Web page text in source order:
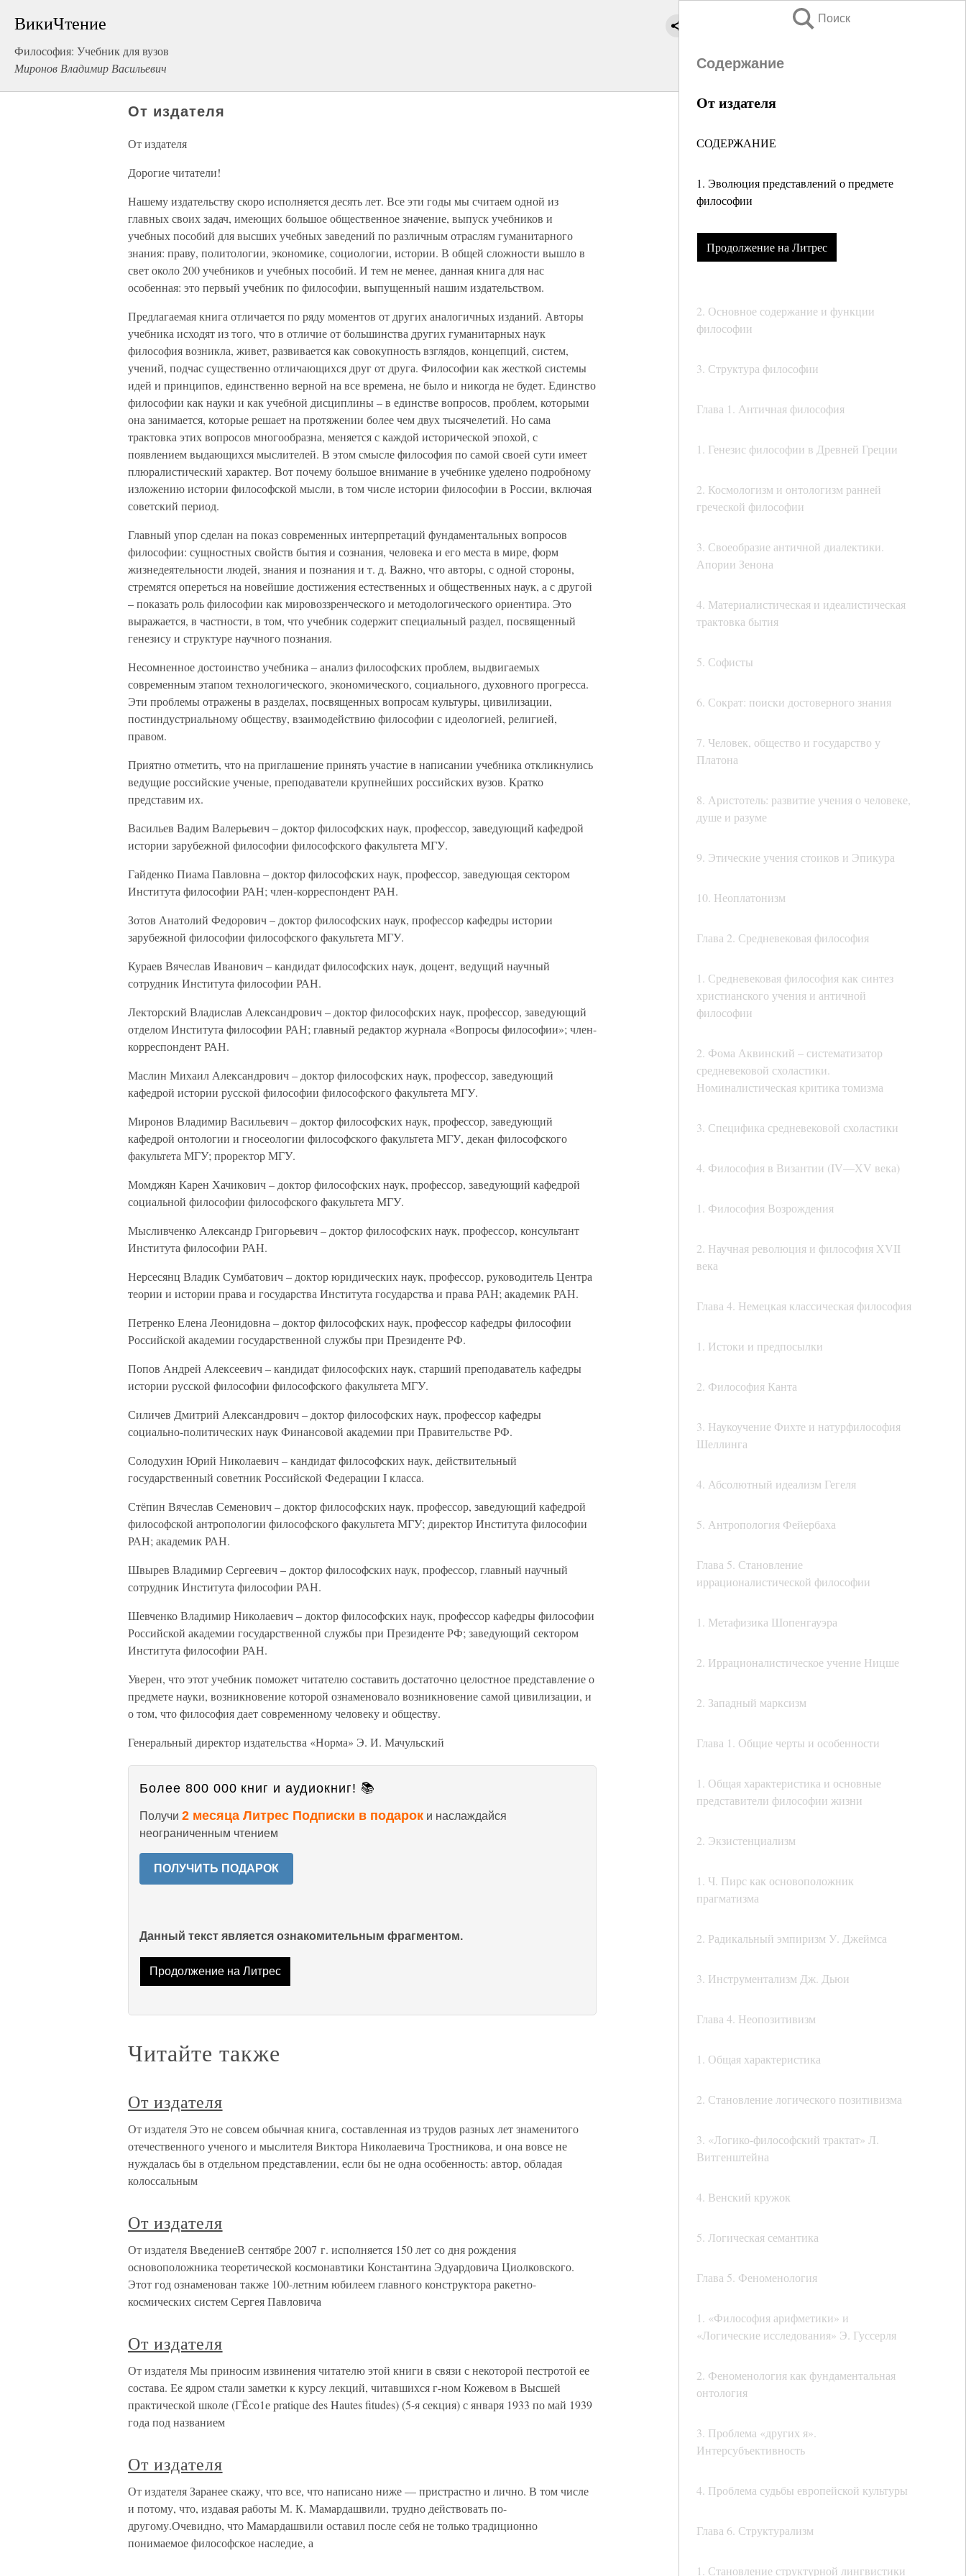
ВикиЧтение
Философия: Учебник для вузов
Миронов Владимир Васильевич
Поиск
Содержание
От издателя
СОДЕРЖАНИЕ
1. Эволюция представлений о предмете
философии
Продолжение на Литрес
2. Основное содержание и функции
философии
3. Структура философии
Глава 1. Античная философия
1. Генезис философии в Древней Греции
2. Космологизм и онтологизм ранней
греческой философии
3. Своеобразие античной диалектики.
Апории Зенона
4. Материалистическая и идеалистическая
трактовка бытия
5. Софисты
6. Сократ: поиски достоверного знания
7. Человек, общество и государство у
Платона
8. Аристотель: развитие учения о человеке,
душе и разуме
9. Этические учения стоиков и Эпикура
10. Неоплатонизм
Глава 2. Средневековая философия
1. Средневековая философия как синтез
христианского учения и античной
философии
2. Фома Аквинский – систематизатор
средневековой схоластики.
Номиналистическая критика томизма
3. Специфика средневековой схоластики
4. Философия в Византии (IV—XV века)
1. Философия Возрождения
2. Научная революция и философия XVII
века
Глава 4. Немецкая классическая философия
1. Истоки и предпосылки
2. Философия Канта
3. Наукоучение Фихте и натурфилософия
Шеллинга
4. Абсолютный идеализм Гегеля
5. Антропология Фейербаха
Глава 5. Становление
иррационалистической философии
1. Метафизика Шопенгауэра
2. Иррационалистическое учение Ницше
2. Западный марксизм
Глава 1. Общие черты и особенности
1. Общая характеристика и основные
представители философии жизни
2. Экзистенциализм
1. Ч. Пирс как основоположник
прагматизма
2. Радикальный эмпиризм У. Джеймса
3. Инструментализм Дж. Дьюи
Глава 4. Неопозитивизм
1. Общая характеристика
2. Становление логического позитивизма
3. «Логико-философский трактат» Л.
Витгенштейна
4. Венский кружок
5. Логическая семантика
Глава 5. Феноменология
1. «Философия арифметики» и
«Логические исследования» Э. Гуссерля
2. Феноменология как фундаментальная
онтология
3. Проблема «других я».
Интерсубъективность
4. Проблема судьбы европейской культуры
Глава 6. Структурализм
1. Становление структурной лингвистики
От издателя
От издателя
Дорогие читатели!
Нашему издательству скоро исполняется десять лет. Все эти годы мы считаем одной из
главных своих задач, имеющих большое общественное значение, выпуск учебников и
учебных пособий для высших учебных заведений по различным отраслям гуманитарного
знания: праву, политологии, экономике, социологии, истории. В общей сложности вышло в
свет около 200 учебников и учебных пособий. И тем не менее, данная книга для нас
особенная: это первый учебник по философии, выпущенный нашим издательством.
Предлагаемая книга отличается по ряду моментов от других аналогичных изданий. Авторы
учебника исходят из того, что в отличие от большинства других гуманитарных наук
философия возникла, живет, развивается как совокупность взглядов, концепций, систем,
учений, подчас существенно отличающихся друг от друга. Философии как жесткой системы
идей и принципов, единственно верной на все времена, не было и никогда не будет. Единство
философии как науки и как учебной дисциплины – в единстве вопросов, проблем, которыми
она занимается, которые решает на протяжении более чем двух тысячелетий. Но сама
трактовка этих вопросов многообразна, меняется с каждой исторической эпохой, с
появлением выдающихся мыслителей. В этом смысле философия по самой своей сути имеет
плюралистический характер. Вот почему большое внимание в учебнике уделено подробному
изложению истории философской мысли, в том числе истории философии в России, включая
советский период.
Главный упор сделан на показ современных интерпретаций фундаментальных вопросов
философии: сущностных свойств бытия и сознания, человека и его места в мире, форм
жизнедеятельности людей, знания и познания и т. д. Важно, что авторы, с одной стороны,
стремятся опереться на новейшие достижения естественных и общественных наук, а с другой
– показать роль философии как мировоззренческого и методологического ориентира. Это
выражается, в частности, в том, что учебник содержит специальный раздел, посвященный
генезису и структуре научного познания.
Несомненное достоинство учебника – анализ философских проблем, выдвигаемых
современным этапом технологического, экономического, социального, духовного прогресса.
Эти проблемы отражены в разделах, посвященных вопросам культуры, цивилизации,
постиндустриальному обществу, взаимодействию философии с идеологией, религией,
правом.
Приятно отметить, что на приглашение принять участие в написании учебника откликнулись
ведущие российские ученые, преподаватели крупнейших российских вузов. Кратко
представим их.
Васильев Вадим Валерьевич – доктор философских наук, профессор, заведующий кафедрой
истории зарубежной философии философского факультета МГУ.
Гайденко Пиама Павловна – доктор философских наук, профессор, заведующая сектором
Института философии РАН; член-корреспондент РАН.
Зотов Анатолий Федорович – доктор философских наук, профессор кафедры истории
зарубежной философии философского факультета МГУ.
Кураев Вячеслав Иванович – кандидат философских наук, доцент, ведущий научный
сотрудник Института философии РАН.
Лекторский Владислав Александрович – доктор философских наук, профессор, заведующий
отделом Института философии РАН; главный редактор журнала «Вопросы философии»; член-
корреспондент РАН.
Маслин Михаил Александрович – доктор философских наук, профессор, заведующий
кафедрой истории русской философии философского факультета МГУ.
Миронов Владимир Васильевич – доктор философских наук, профессор, заведующий
кафедрой онтологии и гносеологии философского факультета МГУ, декан философского
факультета МГУ; проректор МГУ.
Момджян Карен Хачикович – доктор философских наук, профессор, заведующий кафедрой
социальной философии философского факультета МГУ.
Мысливченко Александр Григорьевич – доктор философских наук, профессор, консультант
Института философии РАН.
Нерсесянц Владик Сумбатович – доктор юридических наук, профессор, руководитель Центра
теории и истории права и государства Института государства и права РАН; академик РАН.
Петренко Елена Леонидовна – доктор философских наук, профессор кафедры философии
Российской академии государственной службы при Президенте РФ.
Попов Андрей Алексеевич – кандидат философских наук, старший преподаватель кафедры
истории русской философии философского факультета МГУ.
Силичев Дмитрий Александрович – доктор философских наук, профессор кафедры
социально-политических наук Финансовой академии при Правительстве РФ.
Солодухин Юрий Николаевич – кандидат философских наук, действительный
государственный советник Российской Федерации I класса.
Стёпин Вячеслав Семенович – доктор философских наук, профессор, заведующий кафедрой
философской антропологии философского факультета МГУ; директор Института философии
РАН; академик РАН.
Швырев Владимир Сергеевич – доктор философских наук, профессор, главный научный
сотрудник Института философии РАН.
Шевченко Владимир Николаевич – доктор философских наук, профессор кафедры философии
Российской академии государственной службы при Президенте РФ; заведующий сектором
Института философии РАН.
Уверен, что этот учебник поможет читателю составить достаточно целостное представление о
предмете науки, возникновение которой ознаменовало возникновение самой цивилизации, и
о том, что философия дает современному человеку и обществу.
Генеральный директор издательства «Норма» Э. И. Мачульский
Более 800 000 книг и аудиокниг! 📚
Получи 2 месяца Литрес Подписки в подарок и наслаждайся
неограниченным чтением
ПОЛУЧИТЬ ПОДАРОК
Данный текст является ознакомительным фрагментом.
Продолжение на Литрес
Читайте также
От издателя
От издателя Это не совсем обычная книга, составленная из трудов разных лет знаменитого
отечественного ученого и мыслителя Виктора Николаевича Тростникова, и она вовсе не
нуждалась бы в отдельном представлении, если бы не одна особенность: автор, обладая
колоссальным
От издателя
От издателя ВведениеВ сентябре 2007 г. исполняется 150 лет со дня рождения
основоположника теоретической космонавтики Константина Эдуардовича Циолковского.
Этот год ознаменован также 100-летним юбилеем главного конструктора ракетно-
космических систем Сергея Павловича
От издателя
От издателя Мы приносим извинения читателю этой книги в связи с некоторой пестротой ее
состава. Ее ядром стали заметки к курсу лекций, читавшихся г-ном Кожевом в Высшей
практической школе (ГЁсо1е pratique des Hautes fitudes) (5-я секция) с января 1933 по май 1939
года под названием
От издателя
От издателя Заранее скажу, что все, что написано ниже — пристрастно и лично. В том числе
и потому, что, издавая работы М. К. Мамардашвили, трудно действовать по-
другому.Очевидно, что Мамардашвили оставил после себя не только традиционно
понимаемое философское наследие, а